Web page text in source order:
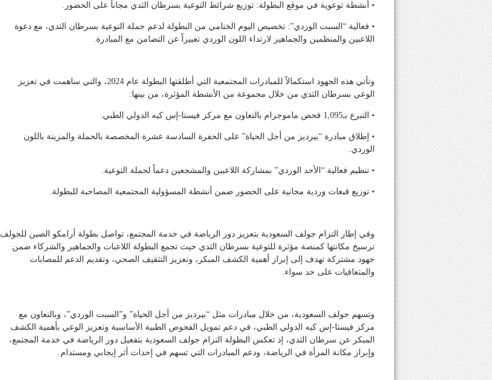
• أنشطة توعوية في موقع البطولة: توزيع شرائط التوعية بسرطان الثدي مجاناً على الحضور.
• فعالية “السبت الوردي”: تخصيص اليوم الختامي من البطولة لدعم حملة التوعية بسرطان الثدي، مع دعوة
اللاعبين والمنظمين والجماهير لارتداء اللون الوردي تعبيراً عن التضامن مع المبادرة.
وتأتي هذه الجهود استكمالاً للمبادرات المجتمعية التي أطلقتها البطولة عام 2024، والتي ساهمت في تعزيز
الوعي بسرطان الثدي من خلال مجموعة من الأنشطة المؤثرة، من بينها:
• التبرع بـ1,095 فحص ماموجرام بالتعاون مع مركز فيستا-إس كيه الدولي الطبي.
• إطلاق مبادرة “بيرديز من أجل الحياة” على الحفرة السادسة عشرة المخصصة بالحملة والمزينة باللون
الوردي.
• تنظيم فعالية “الأحد الوردي” بمشاركة اللاعبين والمشجعين دعماً لحملة التوعية.
• توزيع قبعات وردية مجانية على الحضور ضمن أنشطة المسؤولية المجتمعية المصاحبة للبطولة.
وفي إطار التزام جولف السعودية بتعزيز دور الرياضة في خدمة المجتمع، تواصل بطولة أرامكو الصين للجولف
ترسيخ مكانتها كمنصة مؤثرة للتوعية بسرطان الثدي حيث تجمع البطولة اللاعبات والجماهير والشركاء ضمن
جهود مشتركة تهدف إلى إبراز أهمية الكشف المبكر، وتعزيز التثقيف الصحي، وتقديم الدعم للمصابات
والمتعافيات على حد سواء.
وتسهم جولف السعودية، من خلال مبادرات مثل “بيرديز من أجل الحياة” و”السبت الوردي”، وبالتعاون مع
مركز فيستا-إس كيه الدولي الطبي، في دعم تمويل الفحوص الطبية الأساسية وتعزيز الوعي بأهمية الكشف
المبكر عن سرطان الثدي، إذ تعكس البطولة التزام جولف السعودية بتفعيل دور الرياضة في خدمة المجتمع،
وإبراز مكانة المرأة في الرياضة، ودعم المبادرات التي تسهم في إحداث أثر إيجابي ومستدام.